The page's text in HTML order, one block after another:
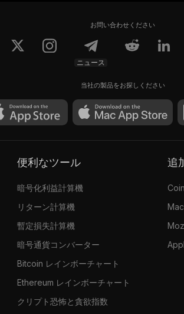
お問い合わせください
ニュース
当社の製品をお探しください
便利なツール
暗号化利益計算機
リターン計算機
暫定損失計算機
暗号通貨コンバーター
Bitcoin レインボーチャート
Ethereum レインボーチャート
クリプト恐怖と貪欲指数